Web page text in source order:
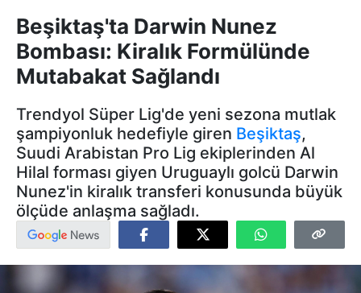
Beşiktaş'ta Darwin Nunez
Bombası: Kiralık Formülünde
Mutabakat Sağlandı
Trendyol Süper Lig'de yeni sezona mutlak
şampiyonluk hedefiyle giren Beşiktaş,
Suudi Arabistan Pro Lig ekiplerinden Al
Hilal forması giyen Uruguaylı golcü Darwin
Nunez'in kiralık transferi konusunda büyük
ölçüde anlaşma sağladı.